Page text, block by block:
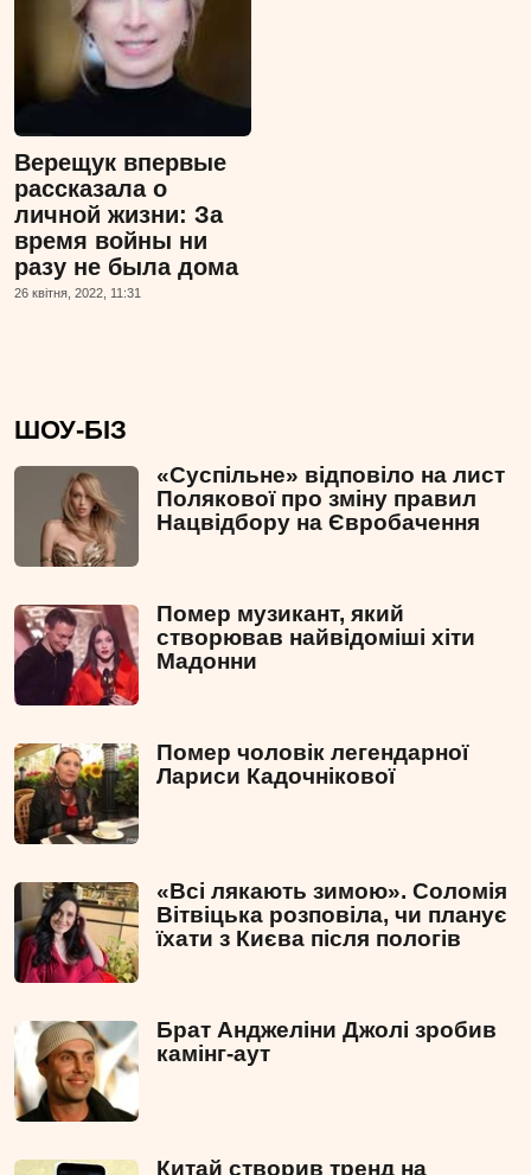
Верещук впервые
рассказала о
личной жизни: За
время войны ни
разу не была дома
26 квiтня, 2022, 11:31
ШОУ-БІЗ
«Суспільне» відповіло на лист
Полякової про зміну правил
Нацвідбору на Євробачення
Помер музикант, який
створював найвідоміші хіти
Мадонни
Помер чоловік легендарної
Лариси Кадочнікової
«Всі лякають зимою». Соломія
Вітвіцька розповіла, чи планує
їхати з Києва після пологів
Брат Анджеліни Джолі зробив
камінг-аут
Китай створив тренд на